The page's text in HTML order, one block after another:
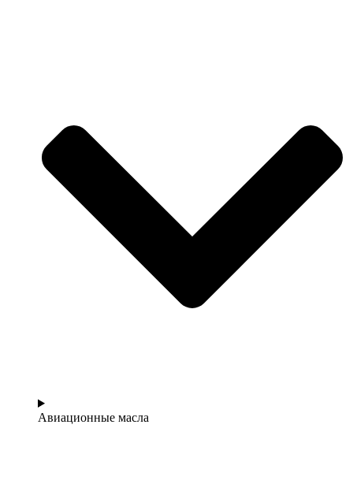
Авиационные масла